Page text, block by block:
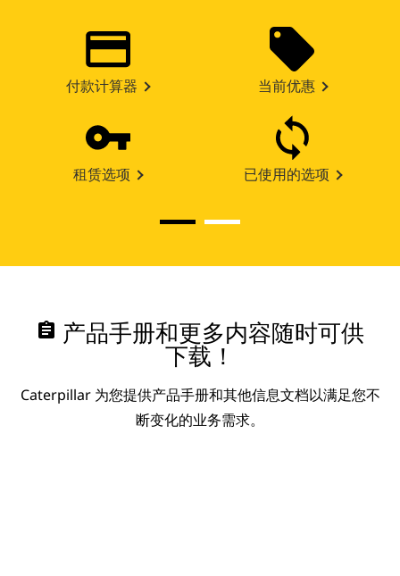
付款计算器 当前优惠
租赁选项 已使用的选项
assignment 产品手册和更多内容随时可供
下载！
Caterpillar 为您提供产品手册和其他信息文档以满足您不
断变化的业务需求。